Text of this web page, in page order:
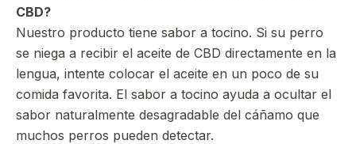
CBD?
Nuestro producto tiene sabor a tocino. Si su perro
se niega a recibir el aceite de CBD directamente en la
lengua, intente colocar el aceite en un poco de su
comida favorita. El sabor a tocino ayuda a ocultar el
sabor naturalmente desagradable del cáñamo que
muchos perros pueden detectar.